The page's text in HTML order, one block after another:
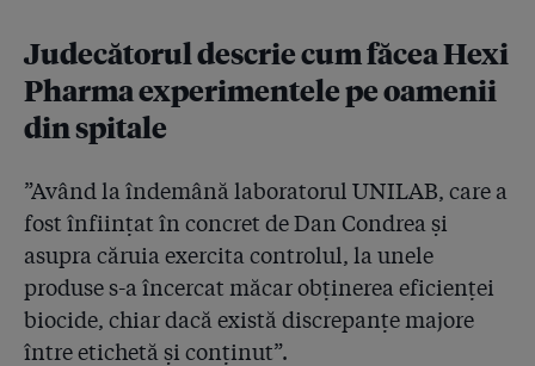
Judecătorul descrie cum făcea Hexi
Pharma experimentele pe oamenii
din spitale
”Având la îndemână laboratorul UNILAB, care a
fost înființat în concret de Dan Condrea și
asupra căruia exercita controlul, la unele
produse s-a încercat măcar obținerea eficienței
biocide, chiar dacă există discrepanțe majore
între etichetă și conținut”.